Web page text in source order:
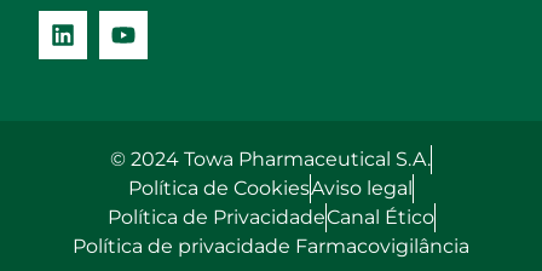
© 2024 Towa Pharmaceutical S.A.
Política de CookiesAviso legal
Política de PrivacidadeCanal Ético
Política de privacidade Farmacovigilância